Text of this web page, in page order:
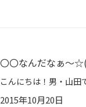
〇〇なんだなぁ～
2015年10月20日